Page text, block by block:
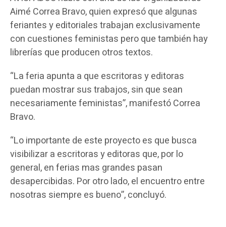
Aimé Correa Bravo, quien expresó que algunas
feriantes y editoriales trabajan exclusivamente
con cuestiones feministas pero que también hay
librerías que producen otros textos.
“La feria apunta a que escritoras y editoras
puedan mostrar sus trabajos, sin que sean
necesariamente feministas”, manifestó Correa
Bravo.
“Lo importante de este proyecto es que busca
visibilizar a escritoras y editoras que, por lo
general, en ferias mas grandes pasan
desapercibidas. Por otro lado, el encuentro entre
nosotras siempre es bueno”, concluyó.